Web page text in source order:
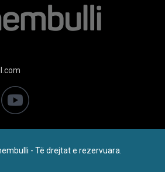
- Të drejtat e rezervuara.